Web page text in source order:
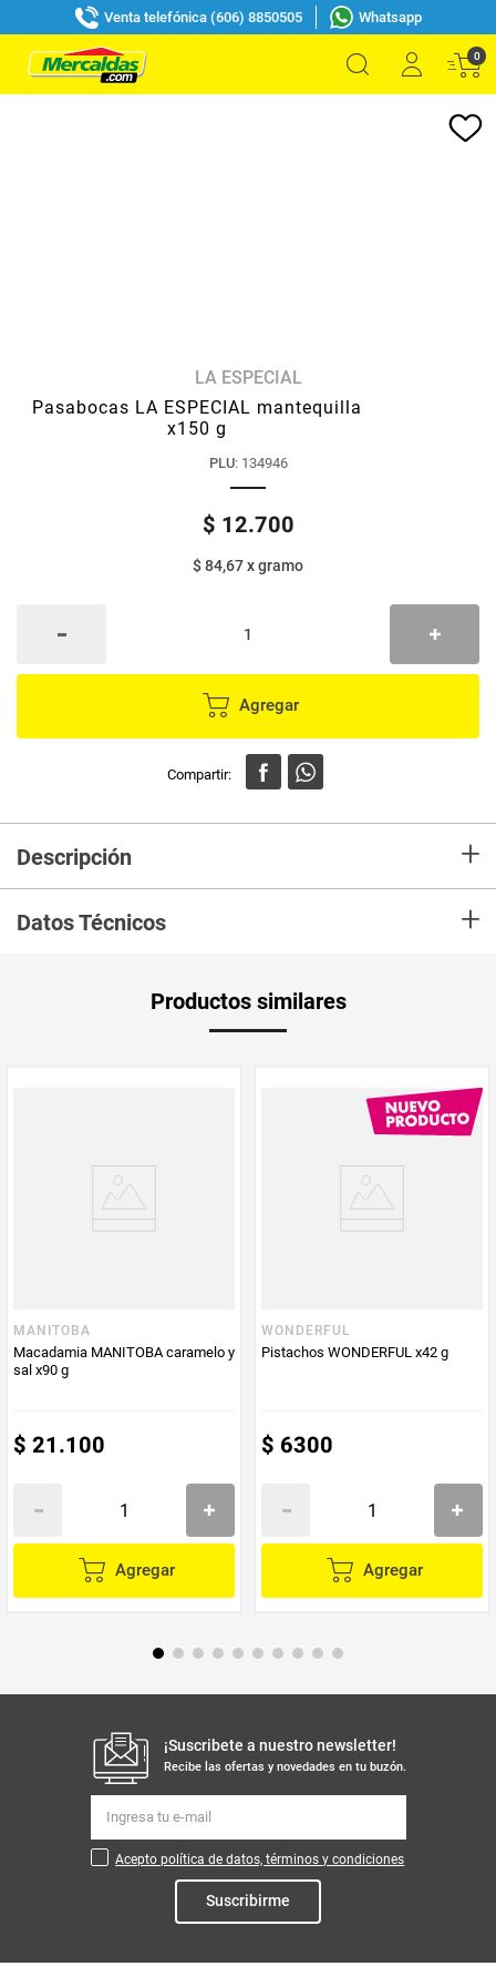
Venta telefónica (606) 8850505 Whatsapp
0
LA ESPECIAL
Pasabocas LA ESPECIAL mantequilla
x150 g
PLU: 134946
$ 12.700
$ 84,67xgramo
Agregar
Descripción +
Datos Técnicos +
PUM - Unidad
de Medida
Productos similares
MANITOBA
Macadamia MANITOBA caramelo y
sal x90 g
$ 21.100
Agregar
WONDERFUL
Pistachos WONDERFUL x42 g
$ 6300
Agregar
¡Suscribete a nuestro newsletter!
Recibe las ofertas y novedades en tu buzón.
Acepto política de datos, términos y condiciones
Suscribirme